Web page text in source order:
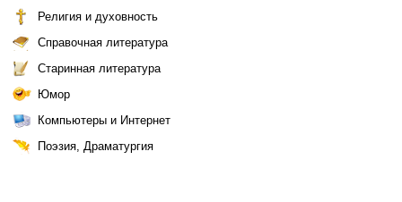
Религия и духовность
Справочная литература
Старинная литература
Юмор
Компьютеры и Интернет
Поэзия, Драматургия